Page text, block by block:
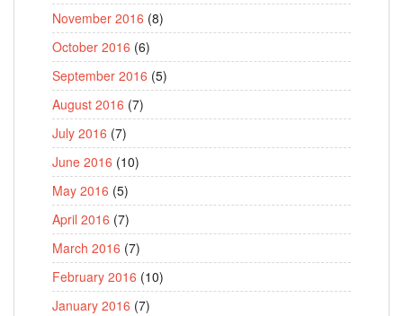
November 2016 (8)
October 2016 (6)
September 2016 (5)
August 2016 (7)
July 2016 (7)
June 2016 (10)
May 2016 (5)
April 2016 (7)
March 2016 (7)
February 2016 (10)
January 2016 (7)